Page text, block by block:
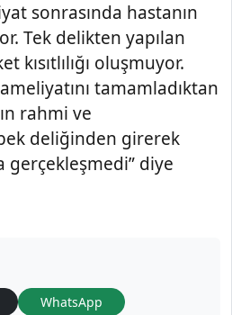
sonrasında hastanın
Tek delikten yapılan
kısıtlılığı oluşmuyor.
tamamladıktan
rahmi ve
deliğinden girerek
gerçekleşmedi” diye
WhatsApp